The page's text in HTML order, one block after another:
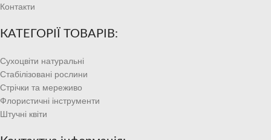
Контакти
КАТЕГОРІЇ ТОВАРІВ:
Сухоцвіти натуральні
Стабілізовані рослини
Стрічки та мереживо
Флористичні інструменти
Штучні квіти